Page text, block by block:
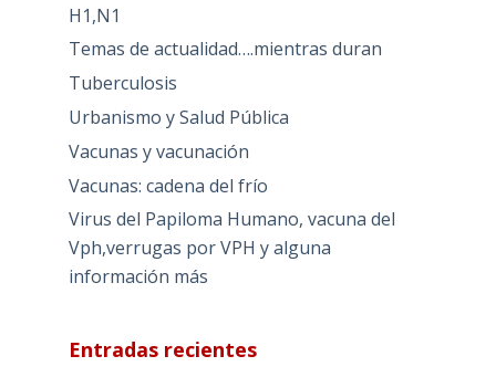
H1,N1
Temas de actualidad….mientras duran
Tuberculosis
Urbanismo y Salud Pública
Vacunas y vacunación
Vacunas: cadena del frío
Virus del Papiloma Humano, vacuna del
Vph,verrugas por VPH y alguna
información más
Entradas recientes